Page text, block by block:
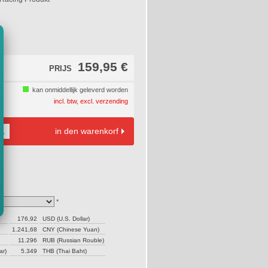
PRIJS 159,95 €
kan onmiddellijk geleverd worden
incl. btw, excl. verzending
in den warenkorf
*
176,92
USD (U.S. Dollar)
1.241,68
CNY (Chinese Yuan)
11.296
RUB (Russian Rouble)
5.349 THB (Thai Baht)